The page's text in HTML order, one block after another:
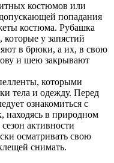
костюмов или
попадания
костюма. Рубашка
у запястий
в брюки, а их, в свою
и шею закрывают
которыми
тела и одежду. Перед
ознакомиться с
находясь в природном
активности
осматривать свою
снимать.